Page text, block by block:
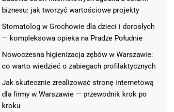
biznesu: jak tworzyć wartościowe projekty
Stomatolog w Grochowie dla dzieci i dorosłych
— kompleksowa opieka na Pradze Południe
Nowoczesna higienizacja zębów w Warszawie:
co warto wiedzieć o zabiegach profilaktycznych
Jak skutecznie zrealizować stronę internetową
dla firmy w Warszawie — przewodnik krok po
kroku